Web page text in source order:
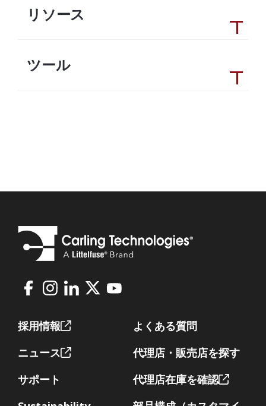
リソース
ツール
Facebook
Instagram
LinkedIn
X Youtube
Footer
採用情報
ニュース
サポート
よくある質問
代理店・販売店を探す
代理店在庫を確認